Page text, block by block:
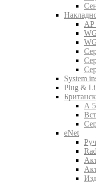
AP
System
Plug &
A
eNet